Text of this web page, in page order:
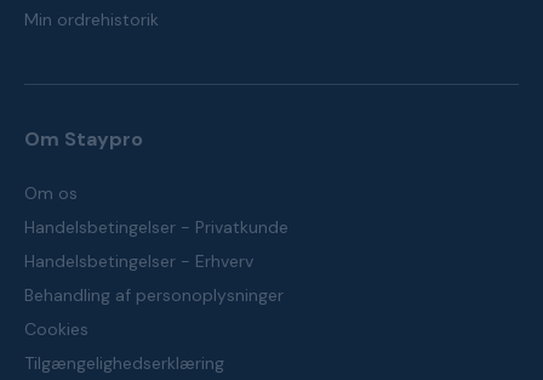
Min ordrehistorik
Om Staypro
Om os
Handelsbetingelser - Privatkunde
Handelsbetingelser - Erhverv
Behandling af personoplysninger
Cookies
Tilgængelighedserklæring